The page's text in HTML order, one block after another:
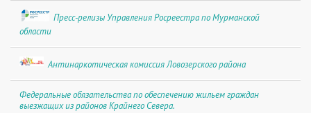
Пресс-релизы Управления Росреестра по Мурманской
области
Антинаркотическая комиссия Ловозерского района
Федеральные обязательства по обеспечению жильем граждан
выезжащих из районов Крайнего Севера.